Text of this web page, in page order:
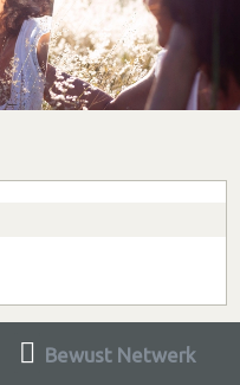
Bewust Netwerk